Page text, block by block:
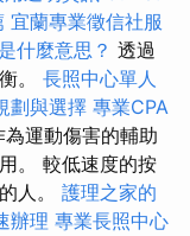
宜蘭專業徵信社服
什麼意思？ 透過
。 長照中心單人
劃與選擇 專業CPA
運動傷害的輔助
。 較低速度的按
人。 護理之家的
辦理 專業長照中心